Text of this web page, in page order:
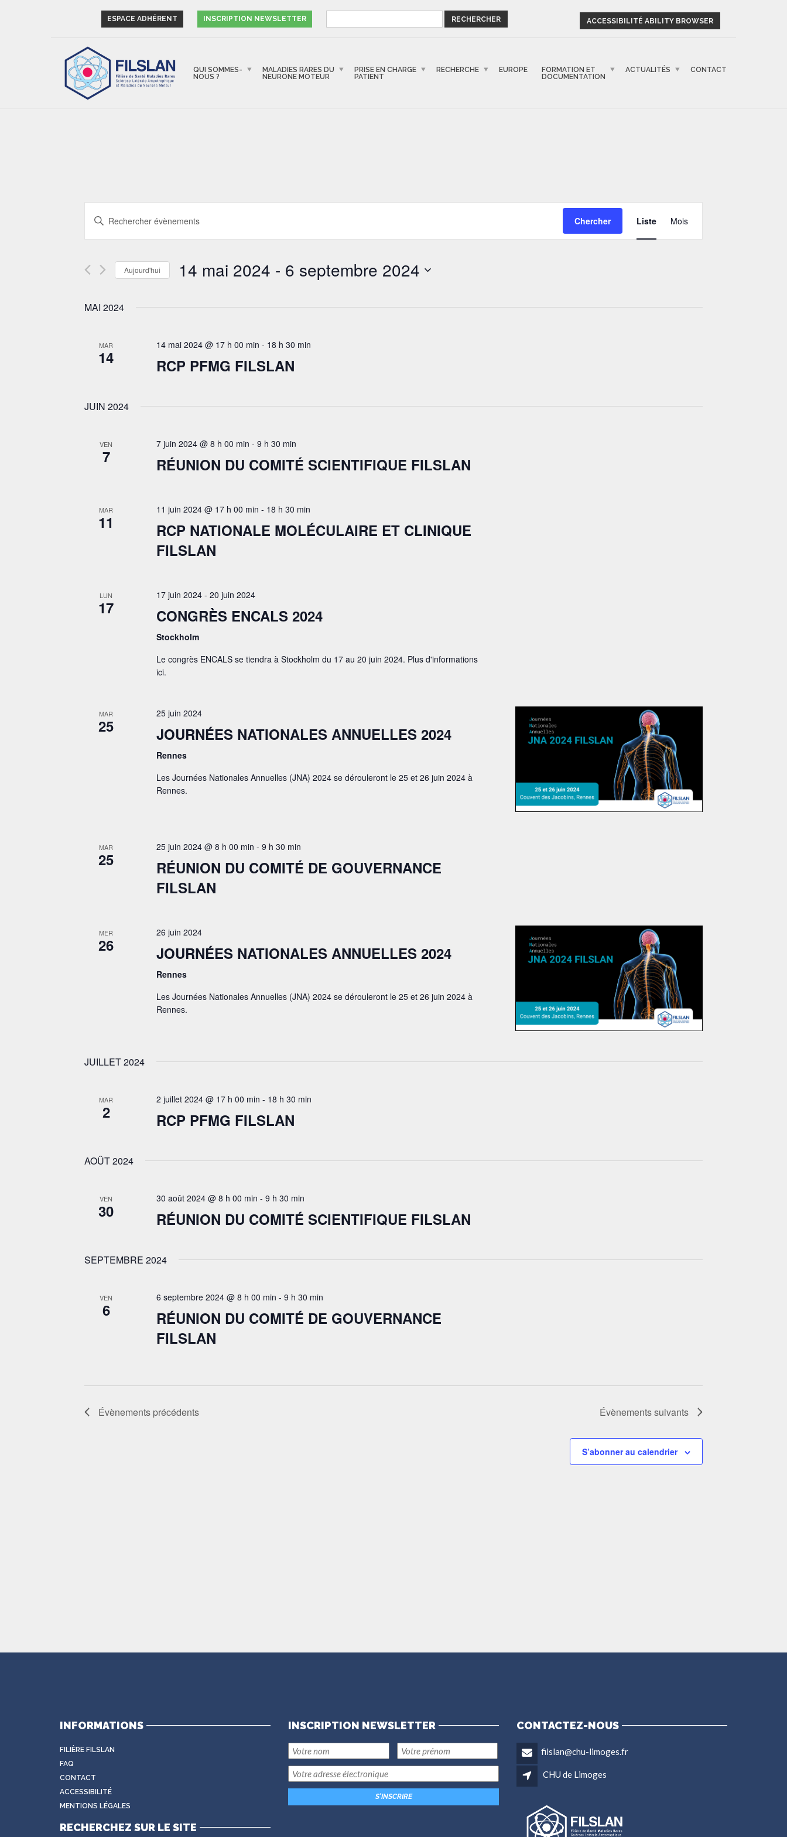
ESPACE ADHÉRENT INSCRIPTION NEWSLETTER ACCESSIBILITÉ ABILITY BROWSER
QUI SOMMES-
NOUS ?
MALADIES RARES DU
NEURONE MOTEUR
PRISE EN CHARGE
PATIENT
RECHERCHE EUROPE
FORMATION ET
DOCUMENTATION
ACTUALITÉS CONTACT
ET
NAVIGATION
DE
VUES
Saisir
mot-
clé.
Évènements
clé.
Chercher
DE
VUES
Liste Mois
Aujourd'hui 14 mai 2024 - 6 septembre 2024
MAI 2024
MAR
14
14 mai 2024 @ 17 h 00 min - 18 h 30 min
RCP PFMG FILSLAN
JUIN 2024
VEN
7
7 juin 2024 @ 8 h 00 min - 9 h 30 min
RÉUNION DU COMITÉ SCIENTIFIQUE FILSLAN
MAR
11
11 juin 2024 @ 17 h 00 min - 18 h 30 min
RCP NATIONALE MOLÉCULAIRE ET CLINIQUE
FILSLAN
LUN
17
17 juin 2024- 20 juin 2024
CONGRÈS ENCALS 2024
Stockholm
Le congrès ENCALS se tiendra à Stockholm du 17 au 20 juin 2024. Plus d'informations
ici.
MAR
25
25 juin 2024
JOURNÉES NATIONALES ANNUELLES 2024
Rennes
Les Journées Nationales Annuelles (JNA) 2024 se dérouleront le 25 et 26 juin 2024 à
Rennes.
MAR
25
25 juin 2024 @ 8 h 00 min - 9 h 30 min
RÉUNION DU COMITÉ DE GOUVERNANCE
FILSLAN
MER
26
26 juin 2024
JOURNÉES NATIONALES ANNUELLES 2024
Rennes
Les Journées Nationales Annuelles (JNA) 2024 se dérouleront le 25 et 26 juin 2024 à
Rennes.
JUILLET 2024
MAR
2
2 juillet 2024 @ 17 h 00 min - 18 h 30 min
RCP PFMG FILSLAN
AOÛT 2024
VEN
30
30 août 2024 @ 8 h 00 min - 9 h 30 min
RÉUNION DU COMITÉ SCIENTIFIQUE FILSLAN
SEPTEMBRE 2024
VEN
6
6 septembre 2024 @ 8 h 00 min - 9 h 30 min
RÉUNION DU COMITÉ DE GOUVERNANCE
FILSLAN
Évènements précédents Évènementssuivants
S’abonner au calendrier
INFORMATIONS
FILIÈRE FILSLAN
FAQ
CONTACT
ACCESSIBILITÉ
MENTIONS LÉGALES
RECHERCHEZ SUR LE SITE
INSCRIPTION NEWSLETTER CONTACTEZ-NOUS
filslan@chu-limoges.fr
CHU de Limoges